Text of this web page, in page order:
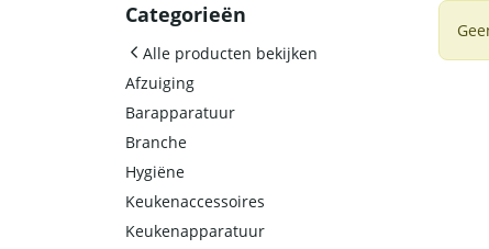
Categorieën
Alle producten bekijken
Afzuiging
Barapparatuur
Branche
Hygiëne
Keukenaccessoires
Keukenapparatuur